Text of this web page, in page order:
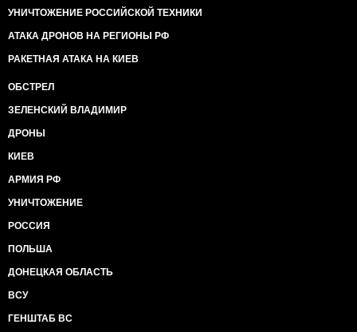
УНИЧТОЖЕНИЕ РОССИЙСКОЙ ТЕХНИКИ
АТАКА ДРОНОВ НА РЕГИОНЫ РФ
РАКЕТНАЯ АТАКА НА КИЕВ
ОБСТРЕЛ
ЗЕЛЕНСКИЙ ВЛАДИМИР
ДРОНЫ
КИЕВ
АРМИЯ РФ
УНИЧТОЖЕНИЕ
РОССИЯ
ПОЛЬША
ДОНЕЦКАЯ ОБЛАСТЬ
ВСУ
ГЕНШТАБ ВС